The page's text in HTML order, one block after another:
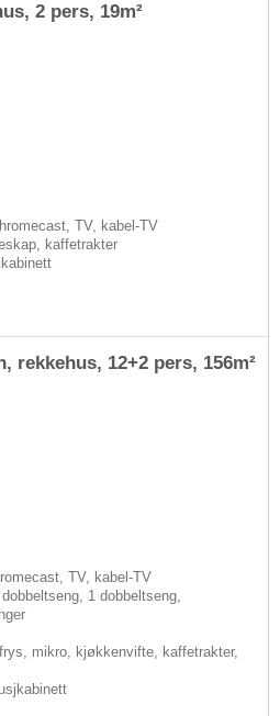
2 pers, 19m²
TV, kabel-TV
kaffetrakter
rekkehus, 12+2 pers, 156m²
TV, kabel-TV
1 dobbeltseng,
mikro, kjøkkenvifte, kaffetrakter,